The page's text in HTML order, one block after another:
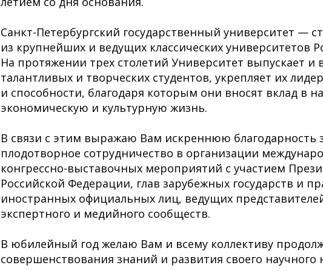
Санкт-Петербургский государственный университет —
из крупнейших и ведущих классических университетов
На протяжении трех столетий Университет выпускает и
талантливых и творческих студентов, укрепляет их
и способности, благодаря которым они вносят вклад в
экономическую и культурную жизнь.
В связи с этим выражаю Вам искреннюю благодарность
плодотворное сотрудничество в организации
конгрессно-выставочных мероприятий с участием
Российской Федерации, глав зарубежных государств и
иностранных официальных лиц, ведущих
экспертного и медийного сообществ.
В юбилейный год желаю Вам и всему коллективу
совершенствования знаний и развития своего научного